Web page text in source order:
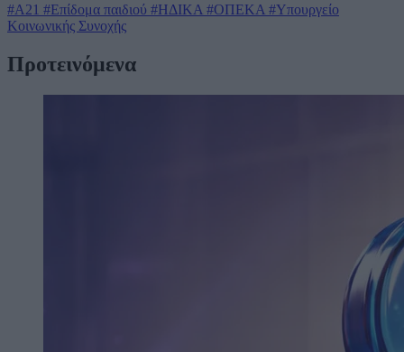
#Α21 #Επίδομα παιδιού #ΗΔΙΚΑ #ΟΠΕΚΑ #Υπουργείο
Κοινωνικής Συνοχής
Προτεινόμενα